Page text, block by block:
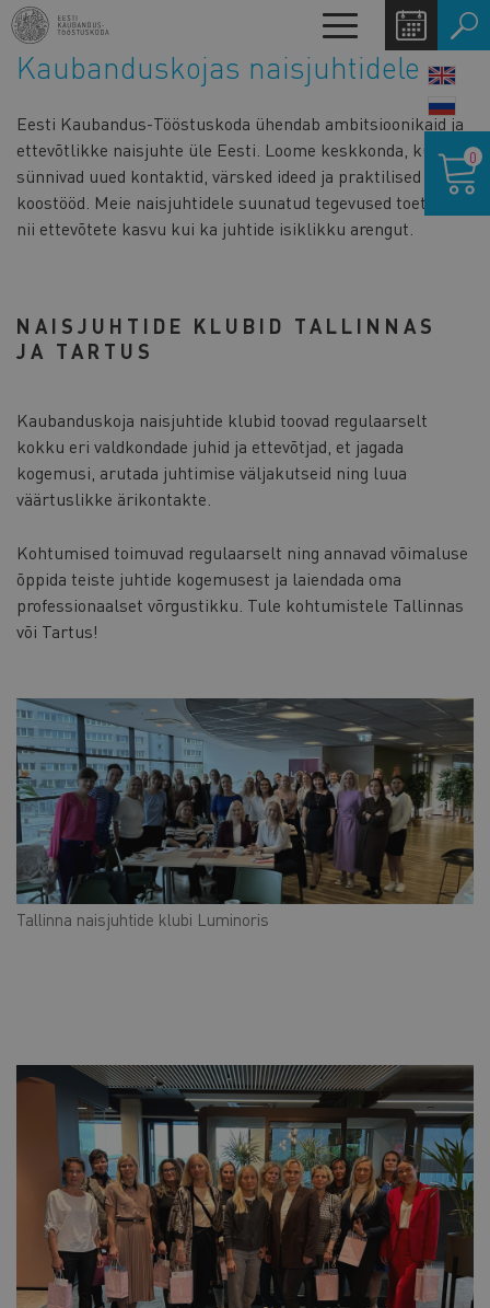
Liigu
edasi
põhisisu
Toggle
navigation
Kaubanduskojas naisjuhtidele
Eesti Kaubandus-Tööstuskoda ühendab ambitsioonikaid ja
ettevõtlikke naisjuhte üle Eesti. Loome keskkonda, kus
sünnivad uued kontaktid, värsked ideed ja praktilised
koostööd. Meie naisjuhtidele suunatud tegevused toetavad
nii ettevõtete kasvu kui ka juhtide isiklikku arengut.
NAISJUHTIDE KLUBID TALLINNAS
JA TARTUS
Kaubanduskoja naisjuhtide klubid toovad regulaarselt
kokku eri valdkondade juhid ja ettevõtjad, et jagada
kogemusi, arutada juhtimise väljakutseid ning luua
väärtuslikke ärikontakte.
Kohtumised toimuvad regulaarselt ning annavad võimaluse
õppida teiste juhtide kogemusest ja laiendada oma
professionaalset võrgustikku. Tule kohtumistele Tallinnas
või Tartus!
Tallinna naisjuhtide klubi Luminoris
0